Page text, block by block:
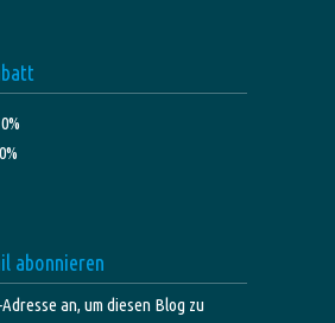
abonnieren
an, um diesen Blog zu